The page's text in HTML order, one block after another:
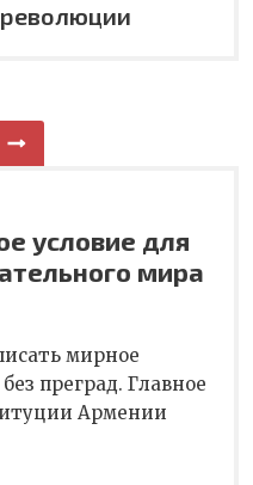
условие для
мира
мирное
преград. Главное
Армении